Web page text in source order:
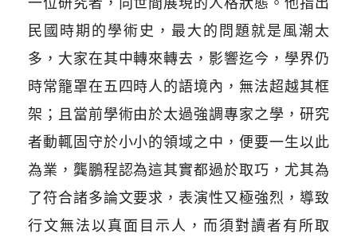
民國時期的學術史，最大的問題就是風潮太
多，大家在其中轉來轉去，影響迄今，學界仍
時常籠罩在五四時人的語境內，無法超越其框
架；且當前學術由於太過強調專家之學，研究
者動輒固守於小小的領域之中，便要一生以此
為業，龔鵬程認為這其實都過於取巧，尤其為
了符合諸多論文要求，表演性又極強烈，導致
行文無法以真面目示人，而須對讀者有所取